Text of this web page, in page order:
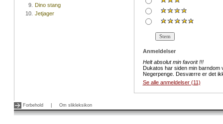
9. Dino stang
10. Jetjager
Anmeldelser
Helt absolut min favorit !!!
Dukatos har siden min
Negerpenge. Desværre er det
Se alle anmeldelser (11)
Forbehold Om slikleksikon